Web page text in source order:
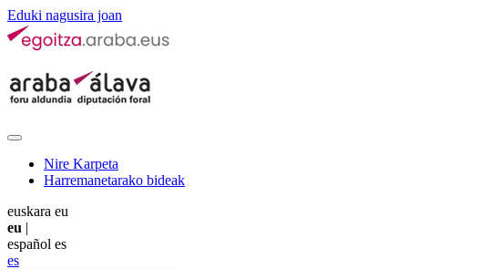
Eduki nagusira joan
Nire Karpeta
Harremanetarako bideak
euskara eu
eu |
español es
es